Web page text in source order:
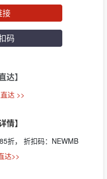
接
码
达】
达 >>
情】
折， 折扣码：NEWMB
达>>